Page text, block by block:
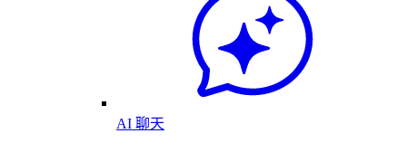
AI 聊天